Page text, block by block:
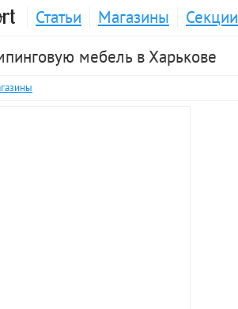
Статьи Магазины Секции
мебель в Харькове